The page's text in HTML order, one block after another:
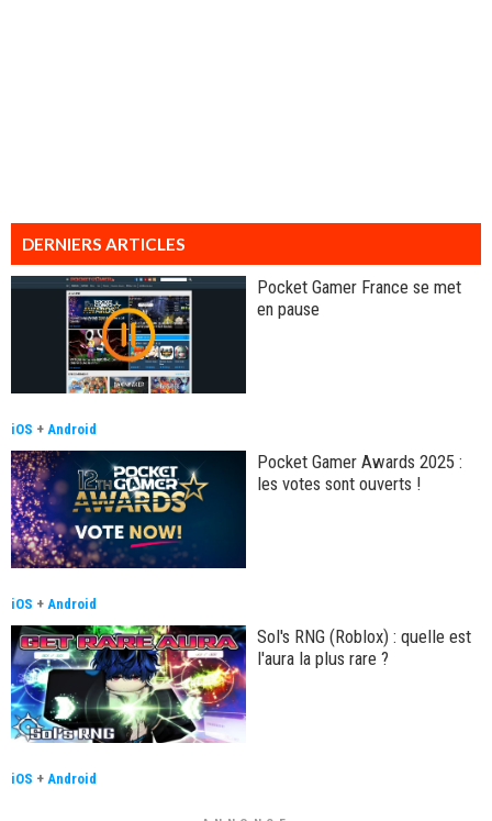
DERNIERS ARTICLES
Pocket Gamer France se met
en pause
iOS + Android
Pocket Gamer Awards 2025 :
les votes sont ouverts !
iOS + Android
Sol's RNG (Roblox) : quelle est
l'aura la plus rare ?
iOS + Android